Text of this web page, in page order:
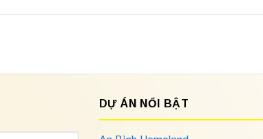
DỰ ÁN NỔI BẬT